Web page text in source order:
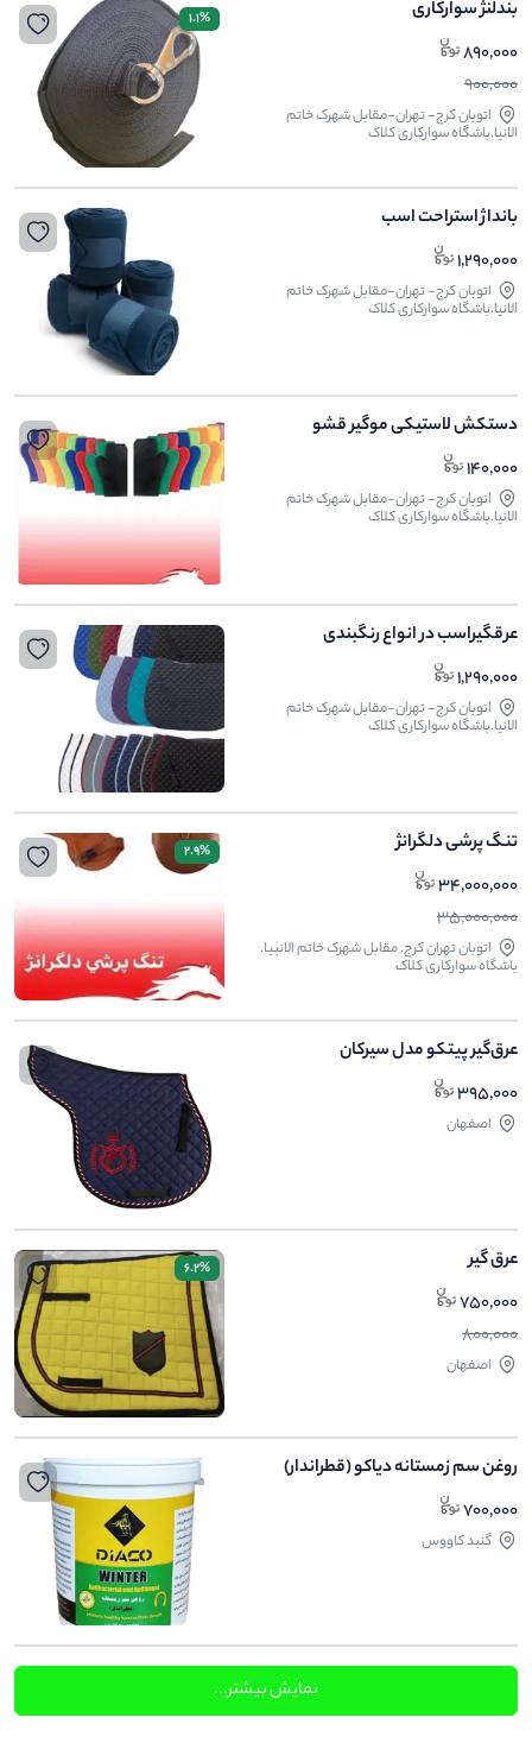
بندلنژ سوارکاری
890,000
900,000
اتوبان کرج- تهران-مقابل شهرک خاتم
الانیا.باشگاه سوارکاری کلاک
1.1%
بانداژ استراحت اسب
1,290,000
اتوبان کرج- تهران-مقابل شهرک خاتم
الانیا.باشگاه سوارکاری کلاک
دستکش لاستیکی موگیر قشو
140,000
اتوبان کرج- تهران-مقابل شهرک خاتم
الانیا.باشگاه سوارکاری کلاک
عرقگیراسب در انواع رنگبندی
1,290,000
اتوبان کرج- تهران-مقابل شهرک خاتم
الانیا.باشگاه سوارکاری کلاک
تنگ پرشی دلگرانژ
34,000,000
35,000,000
اتوبان تهران کرج. مقابل شهرک خاتم الانبیا.
باشگاه سوارکاری کلاک
2.9%
عرق‌گیر پیتکو مدل سیرکان
395,000
اصفهان
عرق گیر
750,000
800,000
اصفهان
6.2%
روغن سم زمستانه دیاکو (قطراندار)
700,000
گنبد کاووس
نمایش بیشتر...